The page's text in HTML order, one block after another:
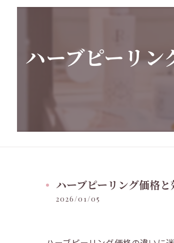
ハーブピーリ
ハーブピーリング価格
2026/01/05